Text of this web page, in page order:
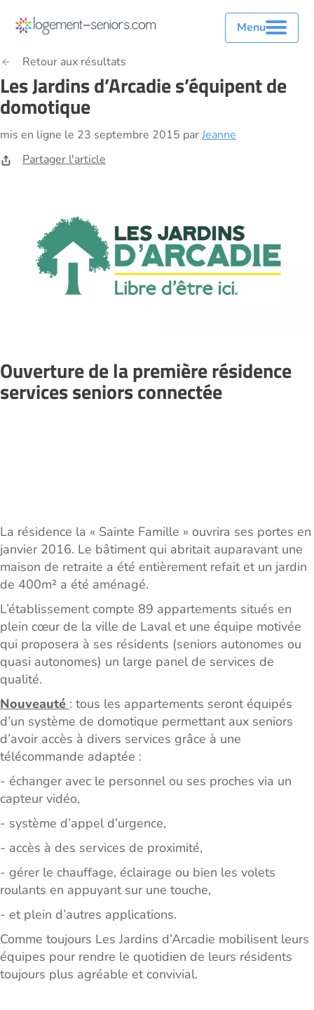
Menu
Retour aux résultats
Les Jardins d’Arcadie s’équipent de
domotique
mis en ligne le 23 septembre 2015 parJeanne
Partager l'article
Ouverture de la première résidence
services seniors connectée
La résidence la « Sainte Famille » ouvrira ses portes en
janvier 2016. Le bâtiment qui abritait auparavant une
maison de retraite a été entièrement refait et un jardin
de 400m² a été aménagé.
L’établissement compte 89 appartements situés en
plein cœur de la ville de Laval et une équipe motivée
qui proposera à ses résidents (seniors autonomes ou
quasi autonomes) un large panel de services de
qualité.
Nouveauté : tous les appartements seront équipés
d’un système de domotique permettant aux seniors
d’avoir accès à divers services grâce à une
télécommande adaptée :
- échanger avec le personnel ou ses proches via un
capteur vidéo,
- système d’appel d’urgence,
- accès à des services de proximité,
- gérer le chauffage, éclairage ou bien les volets
roulants en appuyant sur une touche,
- et plein d’autres applications.
Comme toujours Les Jardins d’Arcadie mobilisent leurs
équipes pour rendre le quotidien de leurs résidents
toujours plus agréable et convivial.